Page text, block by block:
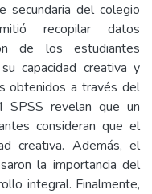
secundaria del colegio
recopilar datos
de los estudiantes
capacidad creativa y
obtenidos a través del
SPSS revelan que un
consideran que el
creativa. Además, el
la importancia del
integral. Finalmente,